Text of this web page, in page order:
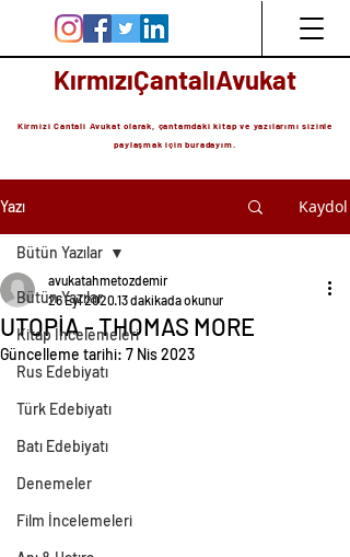
KırmızıÇantalıAvukat
Kirmizi Cantali Avukat olarak, çantamdaki kitap ve yazılarımı sizinle
paylaşmak için buradayım.
Yazı Kaydol
Bütün Yazılar
Kitap İncelemeleri
Rus Edebiyatı
Türk Edebiyatı
Batı Edebiyatı
Denemeler
Film İncelemeleri
Bütün Yazılar
UTOPİA - THOMAS MORE
avukatahmetozdemir
26 Eyl 2020 13 dakikada okunur
Güncelleme tarihi: 7 Nis 2023